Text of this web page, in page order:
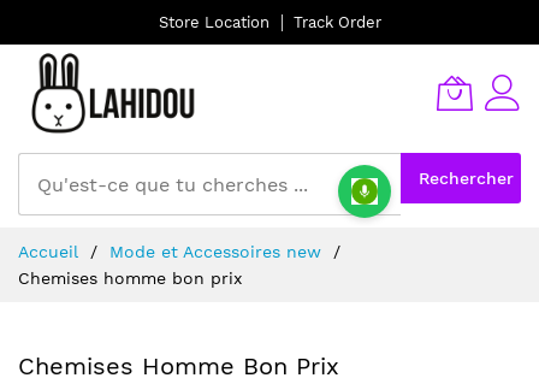
Store Location Track Order
Rechercher
au
contenu
Accueil
Mode et Accessoires new
Chemises homme bon prix
Chemises Homme Bon Prix